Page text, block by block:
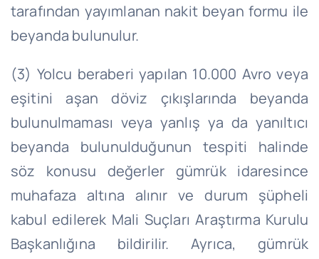
tarafından yayımlanan nakit beyan formu ile
beyanda bulunulur.
(3) Yolcu beraberi yapılan 10.000 Avro veya
eşitini aşan döviz çıkışlarında beyanda
bulunulmaması veya yanlış ya da yanıltıcı
beyanda bulunulduğunun tespiti halinde
söz konusu değerler gümrük idaresince
muhafaza altına alınır ve durum şüpheli
kabul edilerek Mali Suçları Araştırma Kurulu
Başkanlığına bildirilir. Ayrıca, gümrük